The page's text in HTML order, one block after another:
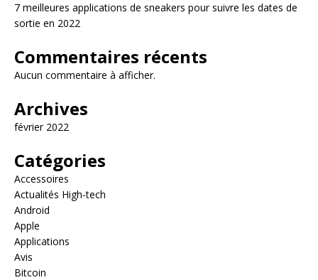
7 meilleures applications de sneakers pour suivre les dates de
sortie en 2022
Commentaires récents
Aucun commentaire à afficher.
Archives
février 2022
Catégories
Accessoires
Actualités High-tech
Android
Apple
Applications
Avis
Bitcoin